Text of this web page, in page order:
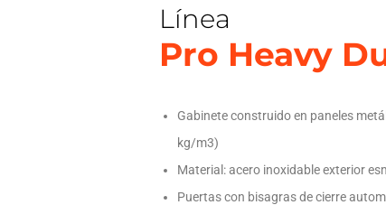
Línea
Pro Heavy
Gabinete construido en paneles
kg/m3)
Material: acero inoxidable exterior
Puertas con bisagras de cierre